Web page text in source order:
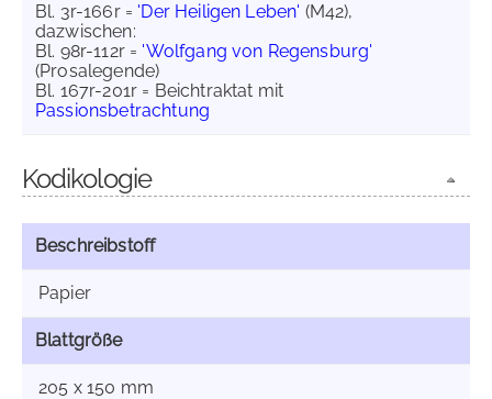
Bl. 3r-166r = 'Der Heiligen Leben' (M42),
dazwischen:
Bl. 98r-112r = 'Wolfgang von Regensburg'
(Prosalegende)
Bl. 167r-201r = Beichtraktat mit
Passionsbetrachtung
Kodikologie
Beschreibstoff
Papier
Blattgröße
205 x 150 mm